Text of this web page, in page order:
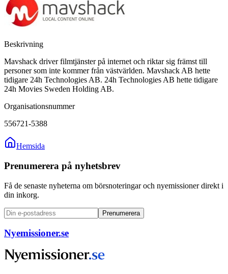
Beskrivning
Mavshack driver filmtjänster på internet och riktar sig främst till
personer som inte kommer från västvärlden. Mavshack AB hette
tidigare 24h Technologies AB. 24h Technologies AB hette tidigare
24h Movies Sweden Holding AB.
Organisationsnummer
556721-5388
Hemsida
Prenumerera på nyhetsbrev
Få de senaste nyheterna om börsnoteringar och nyemissioner direkt i
din inkorg.
Prenumerera
Nyemissioner.se